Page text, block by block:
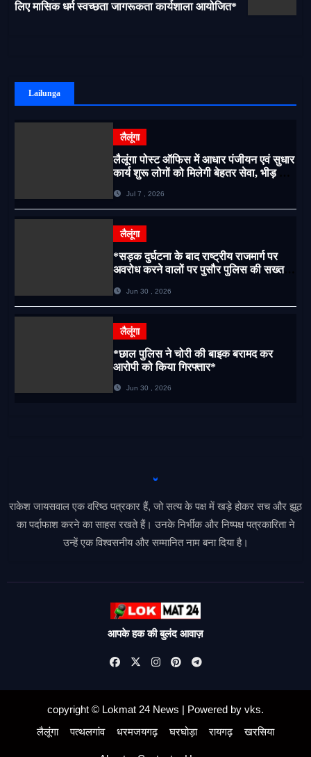
लिए मासिक धर्म स्वच्छता जागरूकता कार्यशाला आयोजित*
Lailunga
लैलूंगा
लैलूंगा पोस्ट ऑफिस में आधार पंजीयन एवं सुधार
कार्य शुरू लोगों को मिलेगी बेहतर सेवा, भीड़ से
Jul 7 , 2026
लैलूंगा
*सड़क दुर्घटना के बाद राष्ट्रीय राजमार्ग पर
अवरोध करने वालों पर पुसौर पुलिस की सख्त
Jun 30 , 2026
लैलूंगा
*छाल पुलिस ने चोरी की बाइक बरामद कर
आरोपी को किया गिरफ्तार*
Jun 30 , 2026
राकेश जायसवाल एक वरिष्ठ पत्रकार हैं, जो सत्य के पक्ष में खड़े होकर सच और झूठ
का पर्दाफाश करने का साहस रखते हैं। उनके निर्भीक और निष्पक्ष पत्रकारिता ने
उन्हें एक विश्वसनीय और सम्मानित नाम बना दिया है।
आपके हक की बुलंद आवाज़
copyright © Lokmat 24 News | Powered by vks.
लैलूंगा
पत्थलगांव धरमजयगढ़ घरघोड़ा रायगढ़ खरसिया